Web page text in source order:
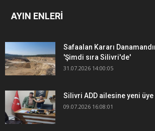
AYIN ENLERİ
Safaalan Kararı
'Şimdi sıra Silivri'de'
31.07.2026 14:00:05
Silivri ADD ailesine yeni üye
09.07.2026 16:08:01